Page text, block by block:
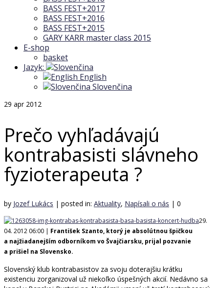
BASS FEST+2017
BASS FEST+2016
BASS FEST+2015
GARY KARR master class 2015
E-shop
basket
Jazyk:
English
Slovenčina
29 apr 2012
Prečo vyhľadávajú
kontrabasisti slávneho
fyzioterapeuta ?
by Jozef Lukács | posted in: Aktuality, Napísali o nás | 0
29.
04. 2012 06:00 | František Szanto, ktorý je absolútnou špičkou
a najžiadanejším odborníkom vo Švajčiarsku, prijal pozvanie
a prišiel na Slovensko.
Slovenský klub kontrabasistov za svoju doterajšiu krátku
existenciu zorganizoval už niekoľko úspešných akcií. Nedávno sa